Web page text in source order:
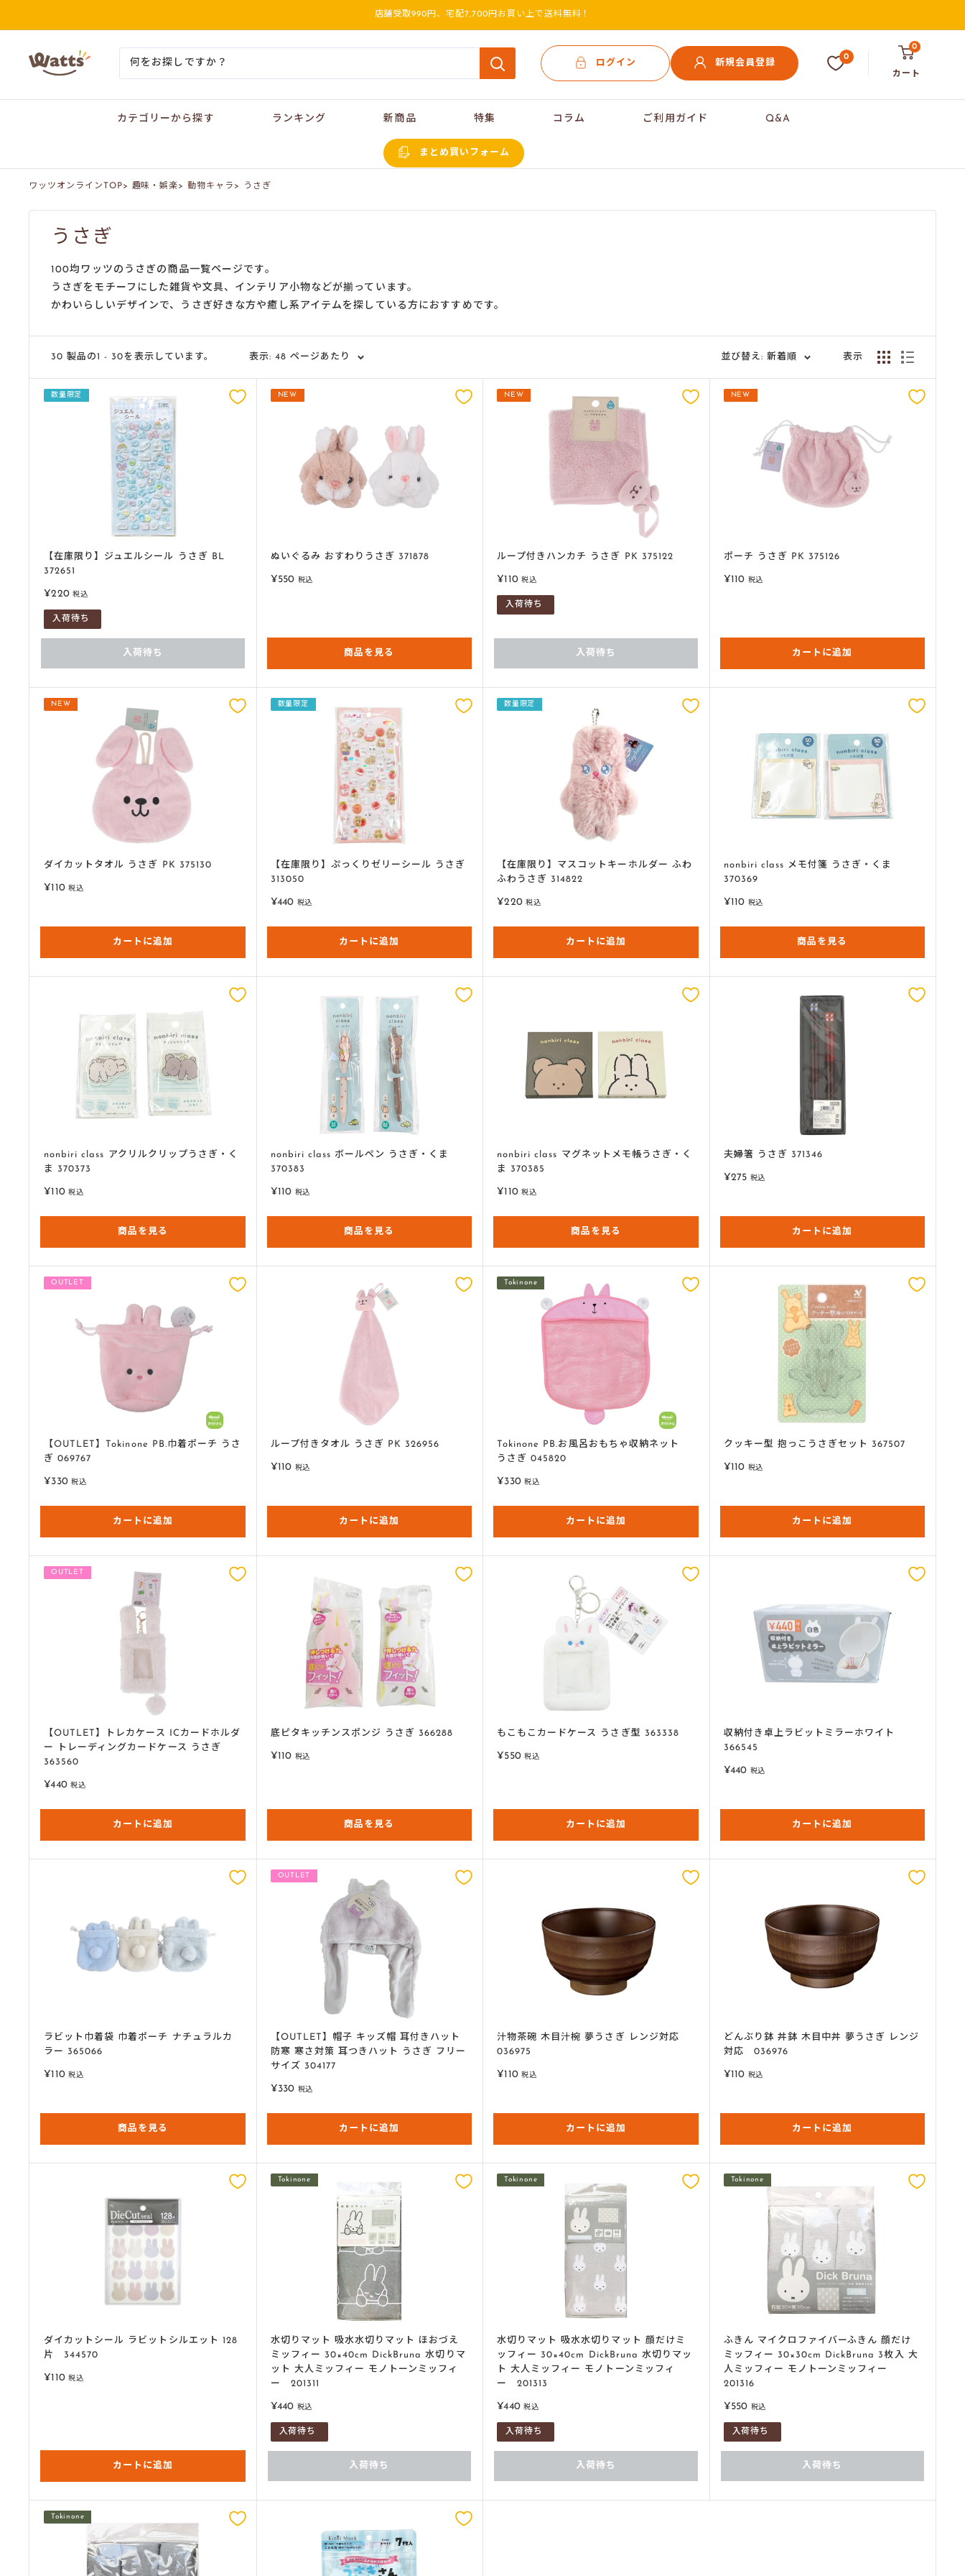
テ
キ
店舗受取990円、宅配7,700円お買い上で送料無料！
ワ
ッ
オ
ログイン 新規会員登録
0
0
カート
カテゴリーから探す ランキング 新商品 特集 コラム ご利用ガイド Q&A
まとめ買いフォーム
ワッツオンラインTOP> 趣味・娯楽> 動物キャラ > うさぎ
うさぎ
100均ワッツのうさぎの商品一覧ページです。
うさぎをモチーフにした雑貨や文具、インテリア小物などが揃っています。
かわいらしいデザインで、うさぎ好きな方や癒し系アイテムを探している方におすすめです。
30 製品の1 - 30を表示しています。 表示: 48 ページあたり 並び替え: 新着順 表示
数量限定
【在庫限り】ジュエルシール うさぎ BL
372651
販
価
¥220 税込
入荷待ち
入荷待ち
NEW
ぬいぐるみ おすわりうさぎ 371878
販
¥550 税込
商品を見る
NEW
ループ付きハンカチ うさぎ PK 375122
販
価
¥110 税込
入荷待ち
入荷待ち
NEW
ポーチ うさぎ PK 375126
販
¥110 税込
カートに追加
NEW
ダイカットタオル うさぎ PK 375130
販
格
¥110 税込
カートに追加
数量限定
【在庫限り】ぷっくりゼリーシール うさぎ
313050
販
価
¥440 税込
カートに追加
数量限定
【在庫限り】マスコットキーホルダー ふわ
ふわうさぎ 314822
販
価
¥220 税込
カートに追加
nonbiri class メモ付箋 うさぎ・くま
370369
販
価
¥110 税込
商品を見る
nonbiri class アクリルクリップうさぎ・く
ま 370373
販
価
¥110 税込
商品を見る
nonbiri class ボールペン うさぎ・くま
370383
販
価
¥110 税込
商品を見る
nonbiri class マグネットメモ帳うさぎ・く
ま 370385
販
価
¥110 税込
商品を見る
夫婦箸 うさぎ 371346
販
格
¥275 税込
カートに追加
OUTLET
【OUTLET】Tokinone PB.巾着ポーチ うさ
ぎ 069767
販
価
¥330 税込
カートに追加
ループ付きタオル うさぎ PK 326956
販
格
¥110 税込
カートに追加
Tokinone
Tokinone PB.お風呂おもちゃ収納ネット
うさぎ 045820
販
価
¥330 税込
カートに追加
クッキー型 抱っこうさぎセット 367507
販
格
¥110 税込
カートに追加
OUTLET
【OUTLET】トレカケース ICカードホルダ
ー トレーディングカードケース うさぎ
363560
販
価
¥440 税込
カートに追加
底ピタキッチンスポンジ うさぎ 366288
販
¥110 税込
商品を見る
もこもこカードケース うさぎ型 363338
販
¥550 税込
カートに追加
収納付き卓上ラビットミラーホワイト
366545
販
格
¥440 税込
カートに追加
ラビット巾着袋 巾着ポーチ ナチュラルカ
ラー 365066
販
格
¥110 税込
商品を見る
OUTLET
【OUTLET】帽子 キッズ帽 耳付きハット
防寒 寒さ対策 耳つきハット うさぎ フリー
サイズ 304177
販
価
¥330 税込
カートに追加
汁物茶碗 木目汁椀 夢うさぎ レンジ対応
036975
販
格
¥110 税込
カートに追加
どんぶり鉢 丼鉢 木目中丼 夢うさぎ レンジ
対応 036976
販
格
¥110 税込
カートに追加
ダイカットシール ラビットシルエット 128
片 344570
販
¥110 税込
カートに追加
Tokinone
水切りマット 吸水水切りマット ほおづえ
ミッフィー 30×40cm DickBruna 水切りマ
ット 大人ミッフィー モノトーンミッフィ
ー 201311
販
売
価
¥440 税込
入荷待ち
入荷待ち
Tokinone
水切りマット 吸水水切りマット 顔だけミ
ッフィー 30×40cm DickBruna 水切りマッ
ト 大人ミッフィー モノトーンミッフィ
ー 201313
販
売
価
¥440 税込
入荷待ち
入荷待ち
Tokinone
ふきん マイクロファイバーふきん 顔だけ
ミッフィー 30×30cm DickBruna 3枚入 大
人ミッフィー モノトーンミッフィー
201316
販
売
価
¥550 税込
入荷待ち
入荷待ち
Tokinone